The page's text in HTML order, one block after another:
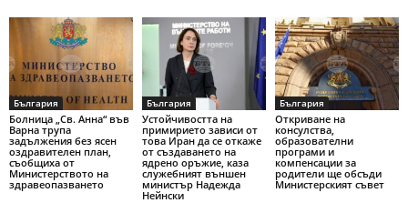
България
Болница „Св. Анна“ във
Варна трупа
задължения без ясен
оздравителен план,
съобщиха от
Министерството на
здравеопазването
България
Устойчивостта на
примирието зависи от
това Иран да се откаже
от създаването на
ядрено оръжие, каза
служебният външен
министър Надежда
Нейнски
България
Откриване на
консулства,
образователни
програми и
компенсации за
родители ще обсъди
Министерският съвет